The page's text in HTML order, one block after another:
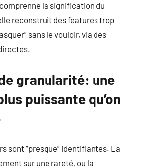
la signification du
reconstruit des features trop
sans le vouloir, via des
granularité: une
puissante qu’on
sont “presque” identifiantes. La
sur une rareté, ou la